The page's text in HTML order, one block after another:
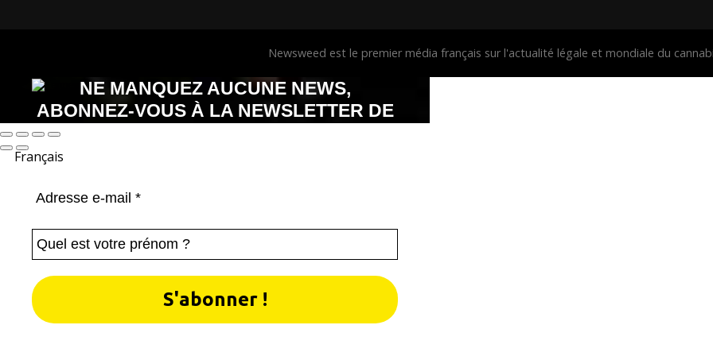
Newsweed est le premier média français sur l'actualité légale et mondiale du
NE MANQUEZ AUCUNE NEWS,
ABONNEZ-VOUS À LA NEWSLETTER DE
Français